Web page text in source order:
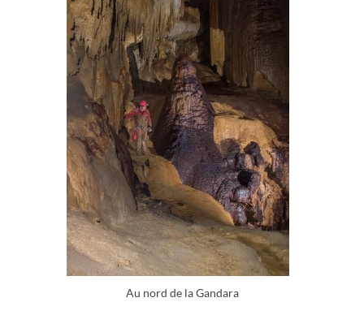
Au nord de la Gandara